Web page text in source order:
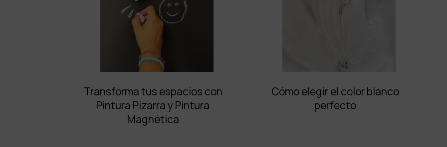
Transforma tus espacios con
Pintura Pizarra y Pintura
Magnética
Cómo elegir el color blanco
perfecto